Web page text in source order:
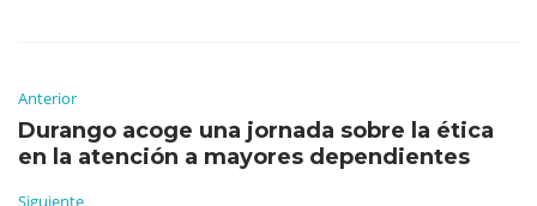
Anterior
Durango acoge una jornada sobre la ética
en la atención a mayores dependientes
Siguiente